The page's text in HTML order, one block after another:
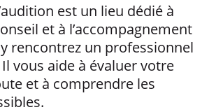
est un lieu dédié à
et à l’accompagnement
rencontrez un professionnel
Il vous aide à évaluer votre
et à comprendre les